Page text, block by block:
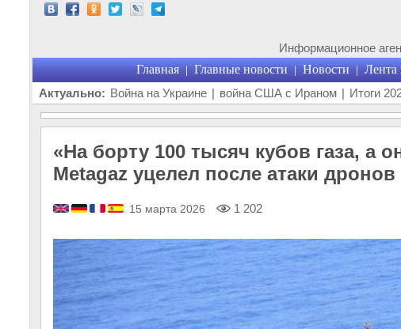
Информационное
Главная | Главные новости | Новости | Лента
Актуально: Война на Украине | война США с Ираном | Итоги
«На борту 100 тысяч кубов газа, а
Metagaz уцелел после атаки дронов
15 марта 2026 1 202